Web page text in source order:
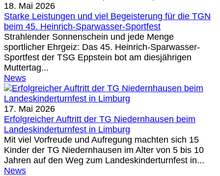
18. Mai 2026
Starke Leistungen und viel Begeisterung für die TGN
beim 45. Heinrich-Sparwasser-Sportfest
Strahlender Sonnenschein und jede Menge
sportlicher Ehrgeiz: Das 45. Heinrich-Sparwasser-
Sportfest der TSG Eppstein bot am diesjährigen
Muttertag...
News
17. Mai 2026
Erfolgreicher Auftritt der TG Niedernhausen beim
Landeskinderturnfest in Limburg
Mit viel Vorfreude und Aufregung machten sich 15
Kinder der TG Niedernhausen im Alter von 5 bis 10
Jahren auf den Weg zum Landeskinderturnfest in...
News